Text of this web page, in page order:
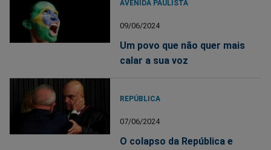
AVENIDA PAULISTA
09/06/2024
Um povo que não quer mais
calar a sua voz
REPÚBLICA
07/06/2024
O colapso da República e